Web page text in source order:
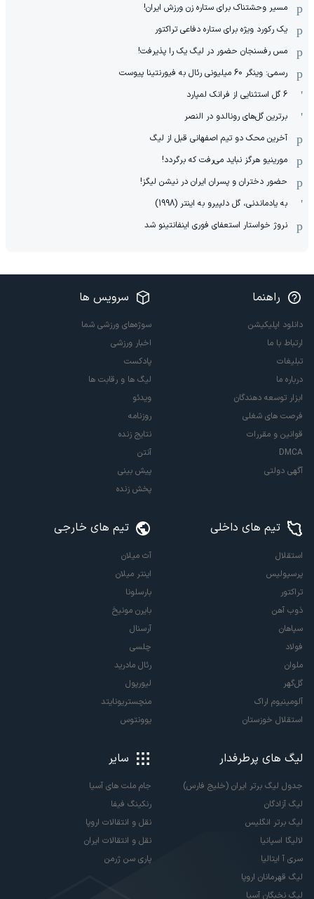
مسیر وحشتناک برای ستاره زن ورزش ایران!
یک رکورد ویژه برای ستاره دفاعی تراکتور
مس رفسنجان حضور در لیگ یک را پذیرفت!
رسمی: وینگر 60 میلیونی رئال به فیورنتینا پیوست
6 گل استثنایی از فرانک لمپارد
برترین گل‌های رونالدو در النصر
آخرین محک دو تیم اصفهانی قبل از لیگ
مورینیو هرگز نباید می‌رفت که برگردد!
حضور دختران و پسران ایران در نیشن لیگز!
به یادماندنی، گل دلپیرو به اینتر (1998)
نروژ خواستار استعفای فوری اینفانتینو شد
راهنما
دانلود اپلیکیشن
ارتباط با ما
تبلیغات
درباره ما
ابزار توسعه دهندگان
فرصت های شغلی
قوانین و مقررات
DMCA
آگهی دولتی
سرویس ها
سوژه‌های ورزشی شما
اخبار ورزشی
پادکست
لیگ ها و رقابت ها
ویدئو
روزنامه
نتایج زنده
آنتن
پیش بینی
پخش زنده
تیم های داخلی
استقلال
پرسپولیس
تراکتور
ذوب آهن
سپاهان
فولاد
ملوان
گل‌گهر
آلومینیوم اراک
استقلال خوزستان
تیم های خارجی
آث میلان
اینتر میلان
بارسلونا
بایرن مونیخ
آرسنال
چلسی
رئال مادرید
لیورپول
منچستریونایتد
یوونتوس
لیگ های پرطرفدار
جدول لیگ برتر ایران (خلیج فارس)
لیگ آزادگان
لیگ برتر انگلیس
لالیگا اسپانیا
سری آ ایتالیا
لیگ قهرمانان اروپا
لیگ نخبگان آسیا
سایر
جام ملت های آسیا
رنکینگ فیفا
نقل و انتقالات اروپا
نقل و انتقالات ایران
پاری سن ژرمن